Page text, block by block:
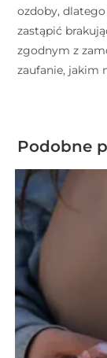
ozdoby,
zastąpić
zgodnym z
zaufanie, jakim
Podobne